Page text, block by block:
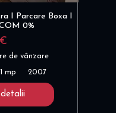
I Parcare Boxa I
0%
de vânzare
mp 2007